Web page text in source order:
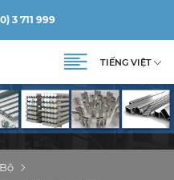
3 711 999
TIẾNG VIỆT